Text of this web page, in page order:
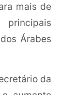
mais de
Árabes
da